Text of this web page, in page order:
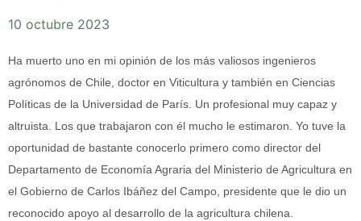
10 octubre 2023
Ha muerto uno en mi opinión de los más valiosos ingenieros
agrónomos de Chile, doctor en Viticultura y también en Ciencias
Políticas de la Universidad de París. Un profesional muy capaz y
altruista. Los que trabajaron con él mucho le estimaron. Yo tuve la
oportunidad de bastante conocerlo primero como director del
Departamento de Economía Agraria del Ministerio de Agricultura en
el Gobierno de Carlos Ibáñez del Campo, presidente que le dio un
reconocido apoyo al desarrollo de la agricultura chilena.